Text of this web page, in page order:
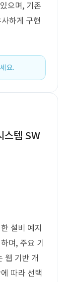
으며, 기존
하게 구현
요.
스템 SW
설비 예지
며, 주요 기
웹 기반 개
따라 선택